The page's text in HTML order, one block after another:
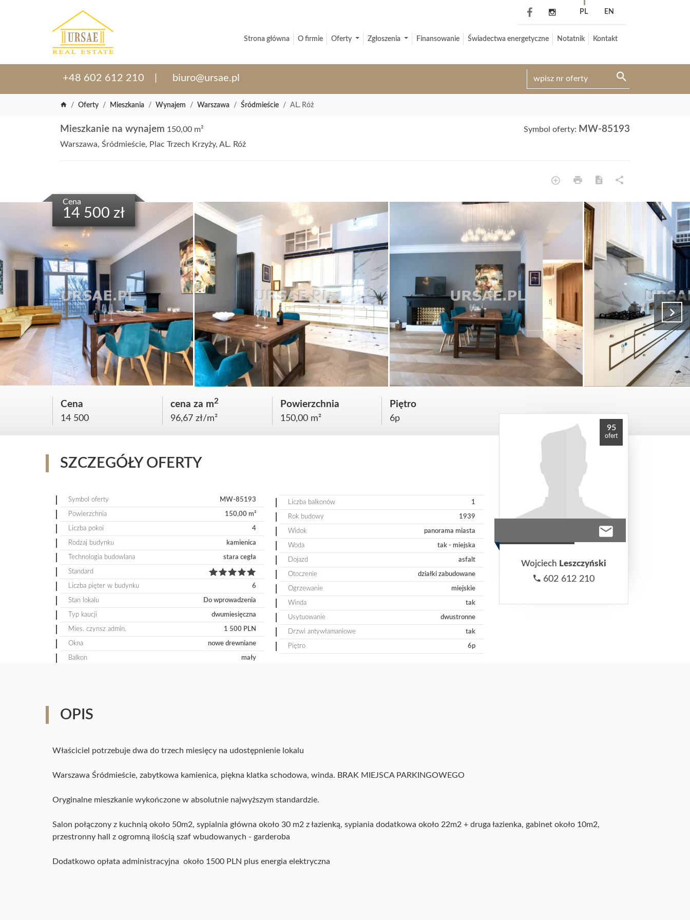
PL EN
Strona główna O firmie Oferty Zgłoszenia Finansowanie Świadectwa energetyczne Notatnik Kontakt
+48 602 612 210 biuro@ursae.pl
Oferty Mieszkania Wynajem Warszawa Śródmieście AL. Róż
Mieszkanie na wynajem 150,00 m²
Warszawa, Śródmieście, Plac Trzech Krzyży, AL. Róż
Symbol oferty: MW-85193
Cena
14 500 zł
Cena
14 500
cena za m2
96,67 zł/m²
Powierzchnia
150,00 m²
Piętro
6p
SZCZEGÓŁY OFERTY
Symbol oferty MW-85193
Powierzchnia 150,00 m²
Liczba pokoi 4
Rodzaj budynku kamienica
Technologia budowlana stara cegła
Standard
Liczba pięter w budynku 6
Stan lokalu Do wprowadzenia
Typ kaucji dwumiesięczna
Mies. czynsz admin. 1 500 PLN
Okna nowe drewniane
Balkon mały
Liczba balkonów 1
Rok budowy 1939
Widok panorama miasta
Woda tak - miejska
Dojazd asfalt
Otoczenie działki zabudowane
Ogrzewanie miejskie
Winda tak
Usytuowanie dwustronne
Drzwi antywłamaniowe tak
Piętro 6p
95
ofert
Wojciech Leszczyński
602 612 210
OPIS
Właściciel potrzebuje dwa do trzech miesięcy na udostępnienie lokalu
Warszawa Śródmieście, zabytkowa kamienica, piękna klatka schodowa, winda. BRAK MIEJSCA PARKINGOWEGO
Oryginalne mieszkanie wykończone w absolutnie najwyższym standardzie.
Salon połączony z kuchnią około 50m2, sypialnia główna około 30 m2 z łazienką, sypiania dodatkowa około 22m2 + druga łazienka, gabinet około 10m2,
przestronny hall z ogromną ilością szaf wbudowanych - garderoba
Dodatkowo opłata administracyjna około 1500 PLN plus energia elektryczna